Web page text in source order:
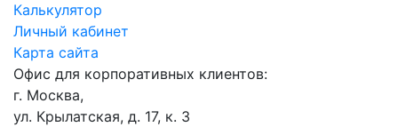
Калькулятор
Личный кабинет
Карта сайта
Офис для корпоративных клиентов:
г. Москва,
ул. Крылатская, д. 17, к. 3